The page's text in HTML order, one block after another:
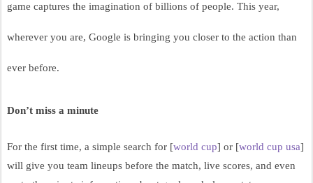
game captures the imagination of billions of people. This year,
wherever you are, Google is bringing you closer to the action than
ever before.
Don’t miss a minute
For the first time, a simple search for [world cup] or [world cup usa]
will give you team lineups before the match, live scores, and even